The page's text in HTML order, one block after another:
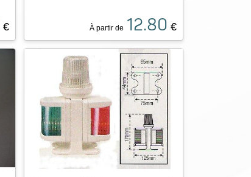
€ À partir de 12.80 €